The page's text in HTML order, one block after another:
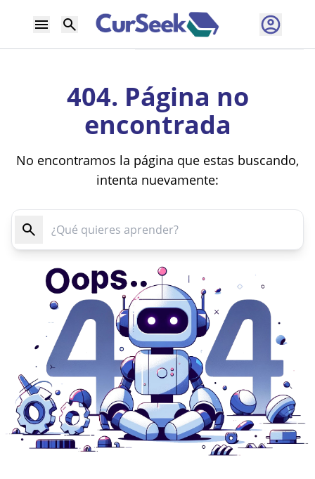
404. Página no
encontrada
No encontramos la página que estas buscando,
intenta nuevamente: